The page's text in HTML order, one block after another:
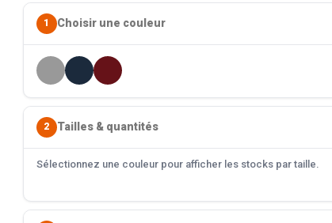
1 Choisir une couleur
2 Tailles & quantités
Sélectionnez une couleur pour afficher les stocks par taille.